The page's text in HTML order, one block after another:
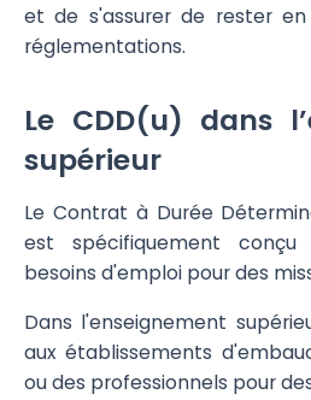
et de s'assurer de rester
réglementations.
Le CDD(u) dans
supérieur
Le Contrat à Durée
est spécifiquement
besoins d'emploi pour des
Dans l'enseignement
aux établissements
ou des professionnels pour